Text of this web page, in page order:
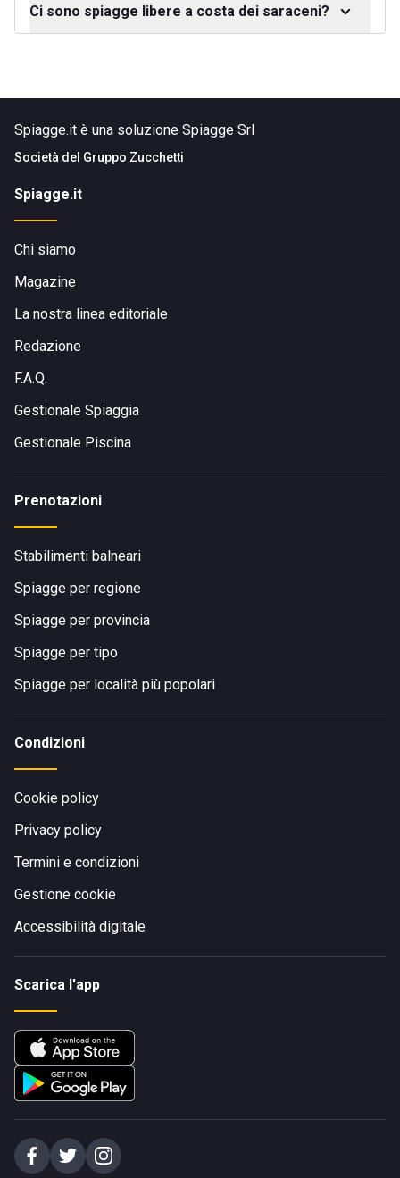
Ci sono spiagge libere a costa dei saraceni?
Spiagge.it è una soluzione Spiagge Srl
Società del Gruppo Zucchetti
Spiagge.it
Chi siamo
Magazine
La nostra linea editoriale
Redazione
F.A.Q.
Gestionale Spiaggia
Gestionale Piscina
Prenotazioni
Stabilimenti balneari
Spiagge per regione
Spiagge per provincia
Spiagge per tipo
Spiagge per località più popolari
Condizioni
Cookie policy
Privacy policy
Termini e condizioni
Gestione cookie
Accessibilità digitale
Scarica l'app